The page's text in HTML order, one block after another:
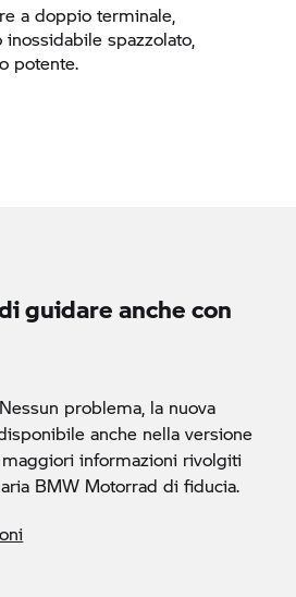
a doppio terminale,
inossidabile spazzolato,
potente.
guidare anche con
problema, la nuova
anche nella versione
informazioni rivolgiti
BMW Motorrad di fiducia.